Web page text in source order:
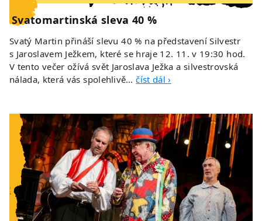
Svatomartinská sleva 40 %
Svatý Martin přináší slevu 40 % na představení Silvestr
s Jaroslavem Ježkem, které se hraje 12. 11. v 19:30 hod.
V tento večer ožívá svět Jaroslava Ježka a silvestrovská
nálada, která vás spolehlivě…číst dál ›